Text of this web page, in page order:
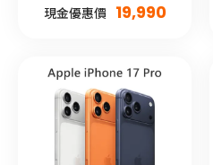
現金優惠價 19,990